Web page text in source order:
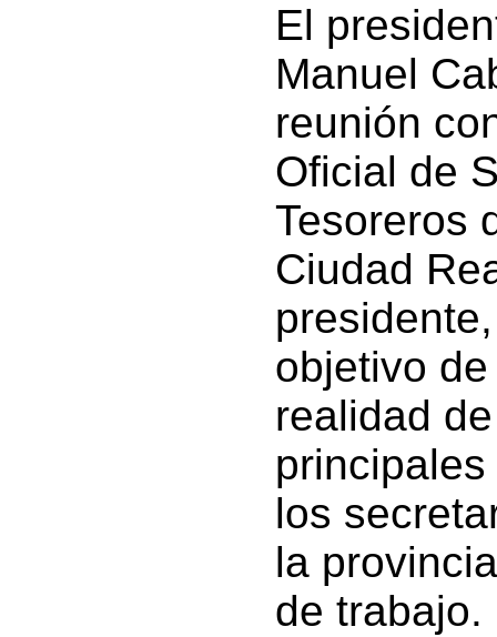
El
Manuel
reunión
Oficial de
Tesoreros
Ciudad
objetivo
realidad
los
la
de trabajo.